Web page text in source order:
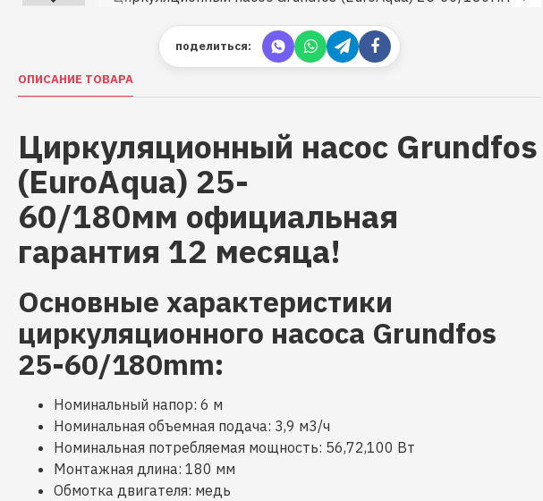
поделиться:
ОПИСАНИЕ ТОВАРА
Циркуляционный насос Grundfos
(EuroAqua) 25-
60/180мм официальная
гарантия 12 месяца!
Основные характеристики
циркуляционного насоса Grundfos
25-60/180mm:
Номинальный напор: 6 м
Номинальная объемная подача: 3,9 м3/ч
Номинальная потребляемая мощность: 56,72,100 Вт
Монтажная длина: 180 мм
Обмотка двигателя: медь